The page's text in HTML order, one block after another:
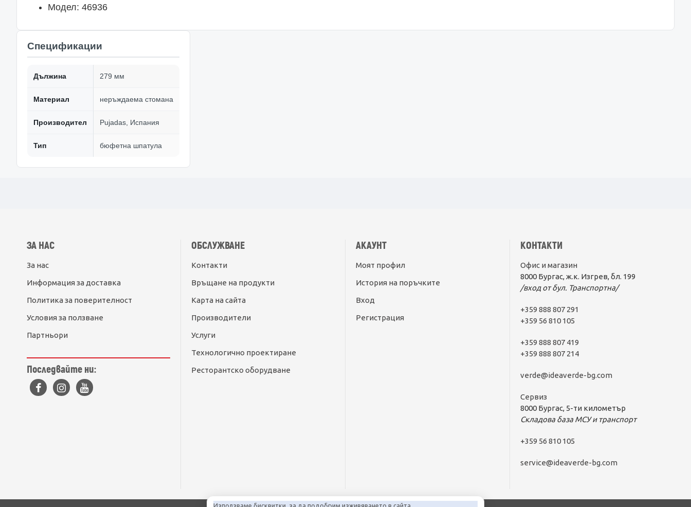
Използваме бисквитки, за да подобрим изживяването в сайта.
Модел: 46936
Спецификации
Дължина 279 мм
Материал неръждаема стомана
Производител Pujadas, Испания
Тип бюфетна шпатула
ЗА НАС
За нас
Информация за доставка
Политика за поверителност
Условия за ползване
Партньори
Последвайте ни:
ОБСЛУЖВАНЕ
Контакти
Връщане на продукти
Карта на сайта
Производители
Услуги
Технологично проектиране
Ресторантско оборудване
АКАУНТ
Моят профил
История на поръчките
Вход
Регистрация
КОНТАКТИ
Офис и магазин
8000 Бургас, ж.к. Изгрев, бл. 199
/вход от бул. Транспортна/
+359 888 807 291
+359 56 810 105
+359 888 807 419
+359 888 807 214
verde@ideaverde-bg.com
Сервиз
8000 Бургас, 5-ти километър
Складова база МСУ и транспорт
+359 56 810 105
service@ideaverde-bg.com